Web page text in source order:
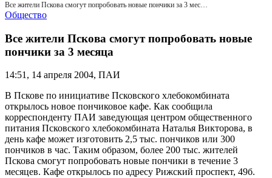
Все жители Пскова смогут попробовать новые пончики за 3 месяца
Общество
Все жители Пскова смогут попробовать новые
пончики за 3 месяца
14:51, 14 апреля 2004, ПАИ
В Пскове по инициативе Псковского хлебокомбината
открылось новое пончиковое кафе. Как сообщила
корреспонденту ПАИ заведующая центром общественного
питания Псковского хлебокомбината Наталья Викторова, в
день кафе может изготовить 2,5 тыс. пончиков или 300
пончиков в час. Таким образом, более 200 тыс. жителей
Пскова смогут попробовать новые пончики в течение 3
месяцев. Кафе открылось по адресу Рижский проспект, 49б.